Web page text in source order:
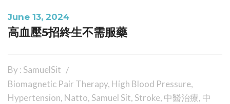
June 13, 2024
高血壓5招終生不需服藥
By : SamuelSit
Biomagnetic Pair Therapy, High Blood Pressure,
Hypertension, Natto, Samuel Sit, Stroke, 中醫治療, 中